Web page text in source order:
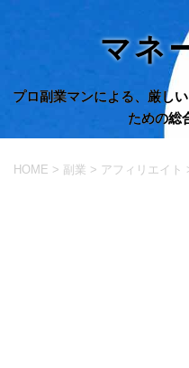
マネ
プロ副業マンによる、厳し
ための総
HOME > 副業 > アフィリエイト